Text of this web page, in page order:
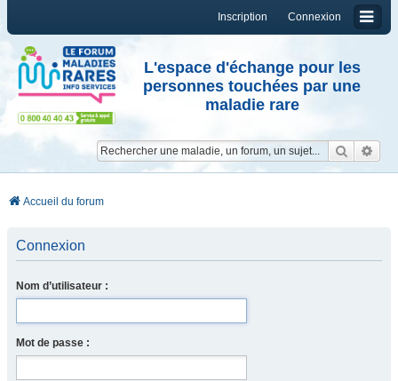
Connexion
Inscription
L'espace d'échange pour les
personnes touchées par une
maladie rare
Accueil du forum
Connexion
Nom d’utilisateur :
Mot de passe :